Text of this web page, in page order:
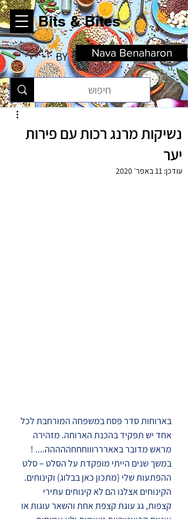
Bits & Bites
Nava Benaharon
BY
נשיקות מרנג רכות עם פירות
יער
עודכן: 11 באפר׳ 2020
בארוחות סדר פסח במשפחה המורחבת לכל
אחד יש תפקיד בהכנת הארוחה. מזהירה
מראש מדובר באארררוווחחחההההה.... !
במשך שנים הייתי מופקדת על הסלט – סלט
ההפתעות שלי (מתכון כאן בבלוג) וקינוחים.
הקינוחים אצלנו הם לא קינוחים עתירי
קצפות, גג עוגת קצפת אחת והשאר עוגות או